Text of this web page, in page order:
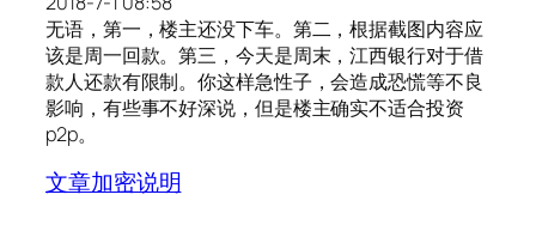
无语，第一，楼主还没下车。第二，根据截图内容应
该是周一回款。第三，今天是周末，江西银行对于借
款人还款有限制。你这样急性子，会造成恐慌等不良
影响，有些事不好深说，但是楼主确实不适合投资
p2p。
文章加密说明